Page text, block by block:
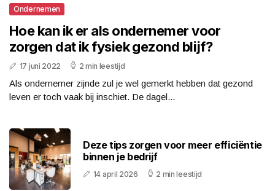
Ondernemen
Hoe kan ik er als ondernemer voor
zorgen dat ik fysiek gezond blijf?
17 juni 2022 2 min leestijd
Als ondernemer zijnde zul je wel gemerkt hebben dat gezond
leven er toch vaak bij inschiet. De dagel...
Deze tips zorgen voor meer efficiëntie
binnen je bedrijf
14 april 2026 2 min leestijd